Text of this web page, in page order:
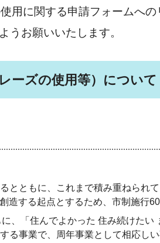
いわき市広告事業
市民意見募集(パブリックコ
メント)
施設案内
に関する申請フォームへの
うお願いいたします。
ーズの使用等） について
ともに、これまで積み重ねられ
する起点とするため、市制施行60
「住んでよかった 住み続けたい
る事業で、周年事業として相応し